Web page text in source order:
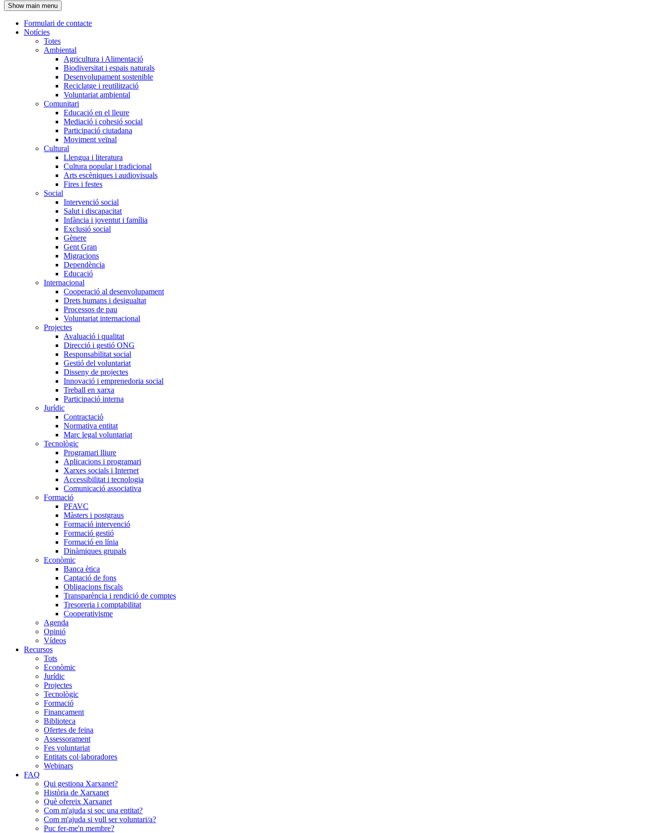
l'encapçalament
Show main menu
Navegació
principal
Formulari de contacte
Notícies
Totes
Ambiental
Agricultura i Alimentació
Biodiversitat i espais naturals
Desenvolupament sostenible
Reciclatge i reutilització
Voluntariat ambiental
Comunitari
Educació en el lleure
Mediació i cohesió social
Participació ciutadana
Moviment veïnal
Cultural
Llengua i literatura
Cultura popular i tradicional
Arts escèniques i audiovisuals
Fires i festes
Social
Intervenció social
Salut i discapacitat
Infància i joventut i família
Exclusió social
Gènere
Gent Gran
Migracions
Dependència
Educació
Internacional
Cooperació al desenvolupament
Drets humans i desigualtat
Processos de pau
Voluntariat internacional
Projectes
Avaluació i qualitat
Direcció i gestió ONG
Responsabilitat social
Gestió del voluntariat
Disseny de projectes
Innovació i emprenedoria social
Treball en xarxa
Participació interna
Jurídic
Contractació
Normativa entitat
Marc legal voluntariat
Tecnològic
Programari lliure
Aplicacions i programari
Xarxes socials i Internet
Accessibilitat i tecnologia
Comunicació associativa
Formació
PFAVC
Màsters i postgraus
Formació intervenció
Formació gestió
Formació en línia
Dinàmiques grupals
Econòmic
Banca ètica
Captació de fons
Obligacions fiscals
Transparència i rendició de comptes
Tresoreria i comptabilitat
Cooperativisme
Agenda
Opinió
Vídeos
Recursos
Tots
Econòmic
Jurídic
Projectes
Tecnològic
Formació
Finançament
Biblioteca
Ofertes de feina
Assessorament
Fes voluntariat
Entitats col·laboradores
Webinars
FAQ
Qui gestiona Xarxanet?
Història de Xarxanet
Què ofereix Xarxanet
Com m'ajuda si soc una entitat?
Com m'ajuda si vull ser voluntari/a?
Puc fer-me'n membre?